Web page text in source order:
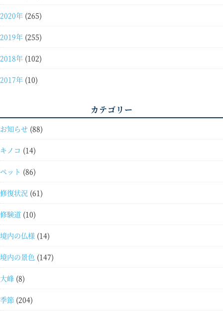
2020年 (265)
2019年 (255)
2018年 (102)
2017年 (10)
カテゴリー
お知らせ (88)
キノコ (14)
ペット (86)
修復状況 (61)
修験道 (10)
境内の仏様 (14)
境内の景色 (147)
大峰 (8)
季節 (204)